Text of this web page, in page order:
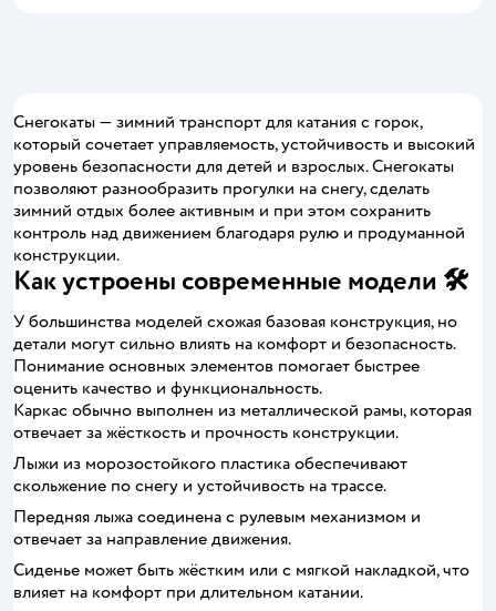
Снегокаты — зимний транспорт для катания с горок,
который сочетает управляемость, устойчивость и высокий
уровень безопасности для детей и взрослых. Снегокаты
позволяют разнообразить прогулки на снегу, сделать
зимний отдых более активным и при этом сохранить
контроль над движением благодаря рулю и продуманной
конструкции.
Как устроены современные модели 🛠️
У большинства моделей схожая базовая конструкция, но
детали могут сильно влиять на комфорт и безопасность.
Понимание основных элементов помогает быстрее
оценить качество и функциональность.
Каркас обычно выполнен из металлической рамы, которая
отвечает за жёсткость и прочность конструкции.
Лыжи из морозостойкого пластика обеспечивают
скольжение по снегу и устойчивость на трассе.
Передняя лыжа соединена с рулевым механизмом и
отвечает за направление движения.
Сиденье может быть жёстким или с мягкой накладкой, что
влияет на комфорт при длительном катании.